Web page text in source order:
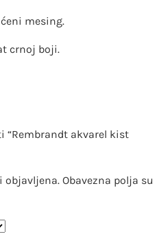
mesing.
crnoj boji.
“Rembrandt akvarel kist
objavljena. Obavezna polja su